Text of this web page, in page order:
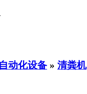
动化设备 » 清粪机